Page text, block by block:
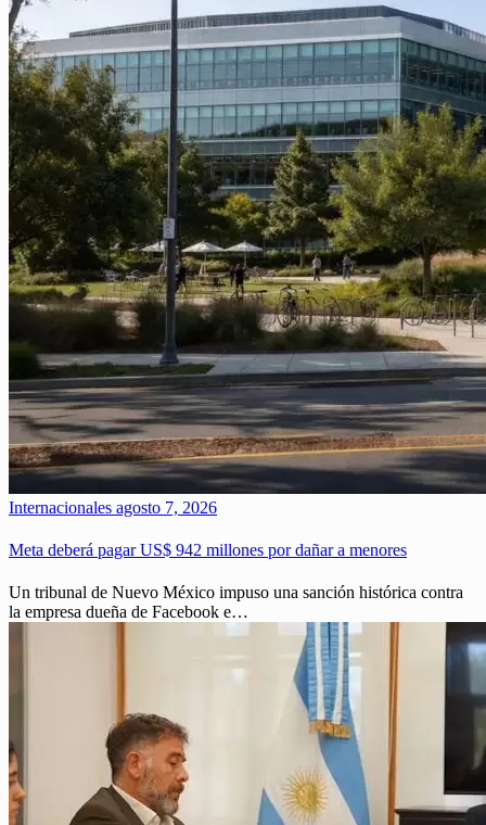
Internacionales agosto 7, 2026
Meta deberá pagar US$ 942 millones por dañar a menores
Un tribunal de Nuevo México impuso una sanción histórica contra
la empresa dueña de Facebook e…